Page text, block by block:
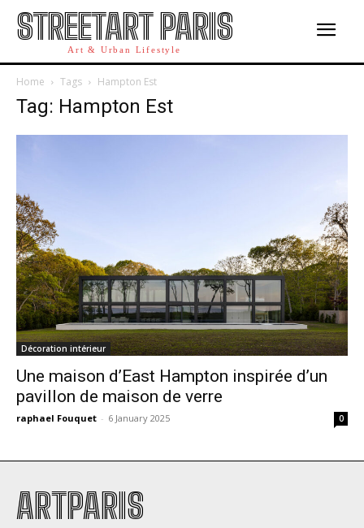
STREETART PARIS
Art & Urban Lifestyle
Home Tags Hampton Est
Tag: Hampton Est
Décoration intérieur
Une maison d’East Hampton inspirée d’un
pavillon de maison de verre
raphael Fouquet - 6 January 2025 0
ARTPARIS